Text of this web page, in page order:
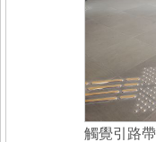
觸覺引路帶